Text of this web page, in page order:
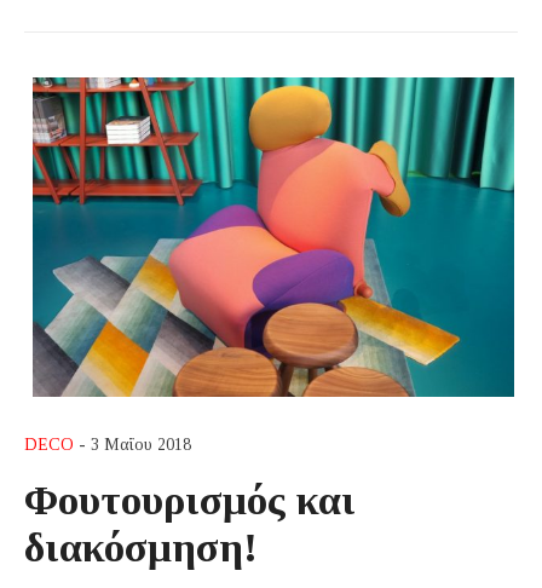
DECO - 3 Μαΐου 2018
Φουτουρισμός και
διακόσμηση!